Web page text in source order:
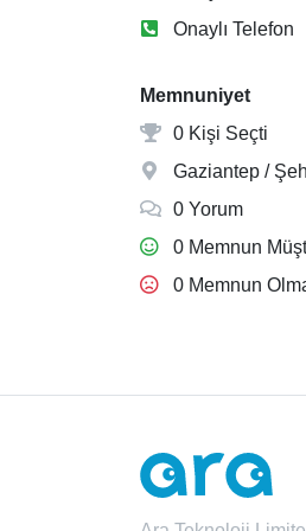
Onaylı Telefon
Memnuniyet
0 Kişi Seçti
Gaziantep /
0 Yorum
0 Memnun
0 Memnun